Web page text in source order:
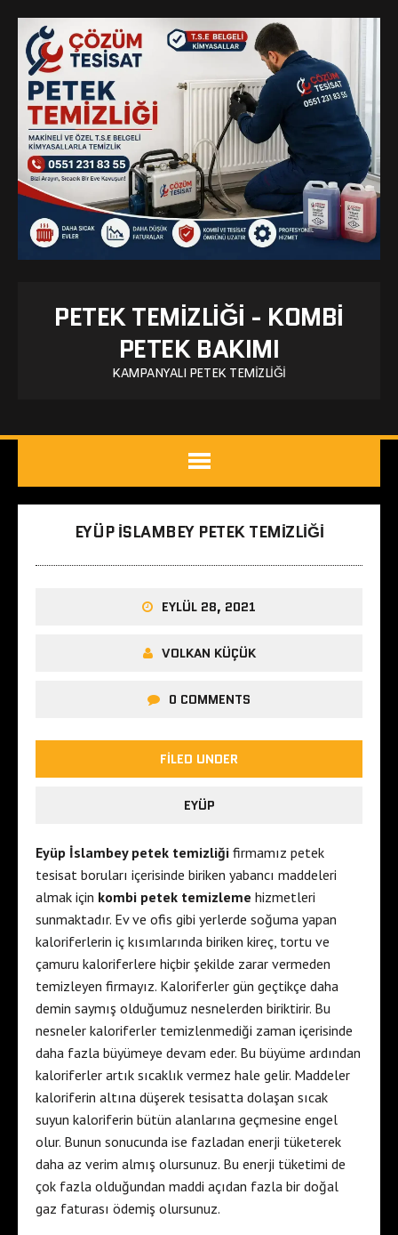
PETEK TEMIZLIĞI - KOMBI
PETEK BAKIMI
KAMPANYALI PETEK TEMIZLIĞI
EYÜP ISLAMBEY PETEK TEMIZLIĞI
EYLÜL 28, 2021
VOLKAN KÜÇÜK
0 COMMENTS
FILED UNDER
EYÜP
Eyüp İslambey petek temizliği firmamız petek
tesisat boruları içerisinde biriken yabancı maddeleri
almak için kombi petek temizleme hizmetleri
sunmaktadır. Ev ve ofis gibi yerlerde soğuma yapan
kaloriferlerin iç kısımlarında biriken kireç, tortu ve
çamuru kaloriferlere hiçbir şekilde zarar vermeden
temizleyen firmayız. Kaloriferler gün geçtikçe daha
demin saymış olduğumuz nesnelerden biriktirir. Bu
nesneler kaloriferler temizlenmediği zaman içerisinde
daha fazla büyümeye devam eder. Bu büyüme ardından
kaloriferler artık sıcaklık vermez hale gelir. Maddeler
kaloriferin altına düşerek tesisatta dolaşan sıcak
suyun kaloriferin bütün alanlarına geçmesine engel
olur. Bunun sonucunda ise fazladan enerji tüketerek
daha az verim almış olursunuz. Bu enerji tüketimi de
çok fazla olduğundan maddi açıdan fazla bir doğal
gaz faturası ödemiş olursunuz.